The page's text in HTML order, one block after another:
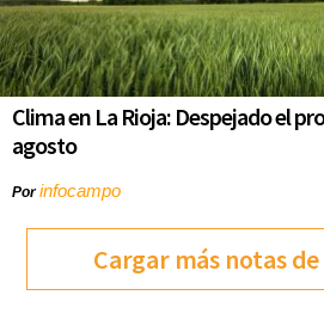
Clima en La Rioja: Despejado el
agosto
Porinfocampo
Cargar más notas